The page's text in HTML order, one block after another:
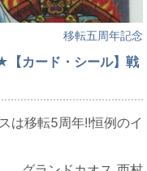
移転五周年記念
カード・シール】戦
は移転5周年!!恒例のイ